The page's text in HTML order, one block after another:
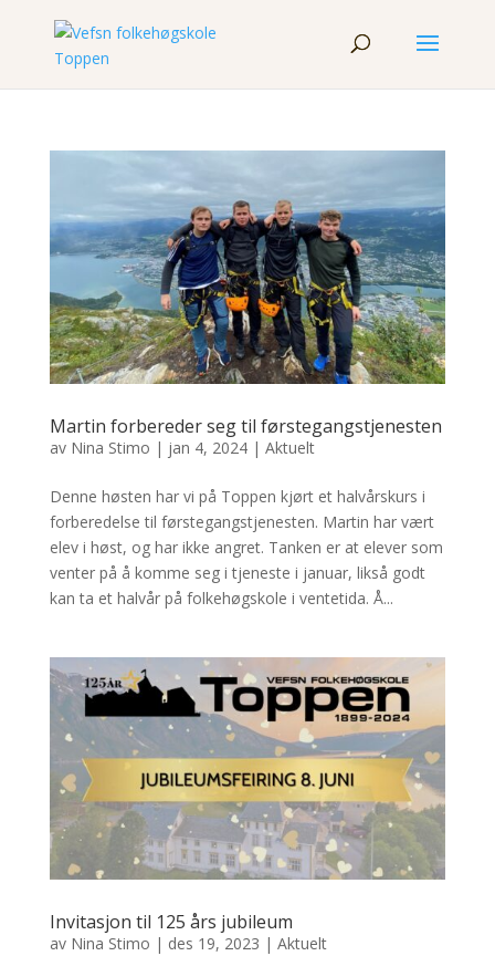
Martin forbereder seg til førstegangstjenesten
av Nina Stimo | jan 4, 2024| Aktuelt
Denne høsten har vi på Toppen kjørt et halvårskurs i
forberedelse til førstegangstjenesten. Martin har vært
elev i høst, og har ikke angret. Tanken er at elever som
venter på å komme seg i tjeneste i januar, likså godt
kan ta et halvår på folkehøgskole i ventetida. Å...
Invitasjon til 125 års jubileum
av Nina Stimo | des 19, 2023 | Aktuelt